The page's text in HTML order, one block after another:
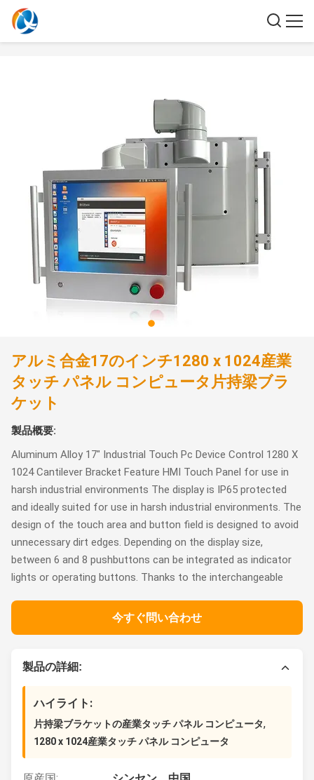
アルミ合金17のインチ1280 x 1024産業
タッチ パネル コンピュータ片持梁ブラ
ケット
製品概要:
Aluminum Alloy 17" Industrial Touch Pc Device Control 1280 X
1024 Cantilever Bracket Feature HMI Touch Panel for use in
harsh industrial environments The display is IP65 protected
and ideally suited for use in harsh industrial environments. The
design of the touch area and button field is designed to avoid
unnecessary dirt edges. Depending on the display size,
between 6 and 8 pushbuttons can be integrated as indicator
lights or operating buttons. Thanks to the interchangeable
今すぐ問い合わせ
製品の詳細:
ハイライト:
片持梁ブラケットの産業タッチ パネル コンピュータ,
1280 x 1024産業タッチ パネル コンピュータ